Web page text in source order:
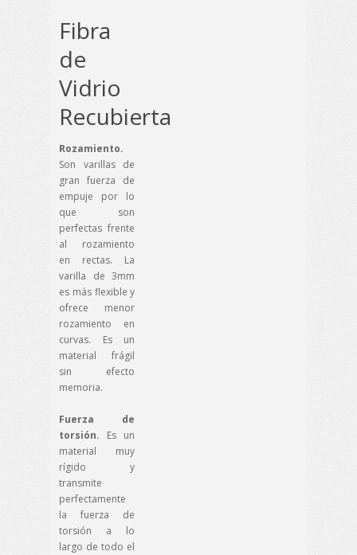
Fibra
de
Vidrio
Recubierta
Rozamiento.
Son varillas de
gran fuerza de
empuje por lo
que son
perfectas frente
al rozamiento
en rectas. La
varilla de 3mm
es más flexible y
ofrece menor
rozamiento en
curvas. Es un
material frágil
sin efecto
memoria.
Fuerza de
torsión. Es un
material muy
rígido y
transmite
perfectamente
la fuerza de
torsión a lo
largo de todo el